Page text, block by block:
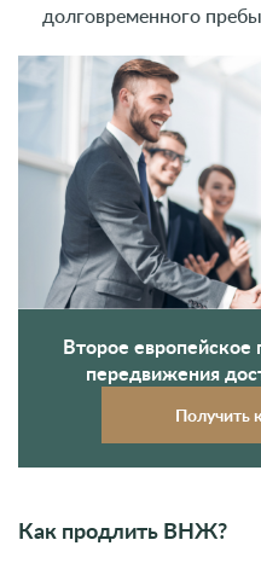
долговременного
Второе
передвижения
Получить
Как продлить ВНЖ?